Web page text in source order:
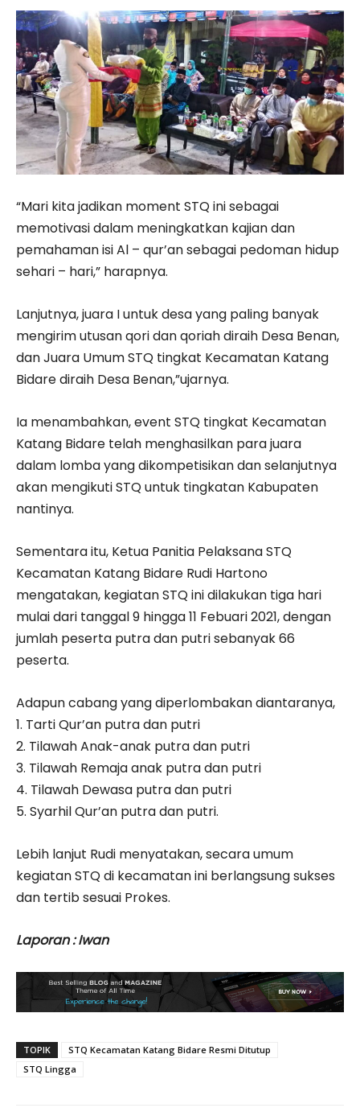
“Mari kita jadikan moment STQ ini sebagai
memotivasi dalam meningkatkan kajian dan
pemahaman isi Al – qur’an sebagai pedoman hidup
sehari – hari,” harapnya.
Lanjutnya, juara I untuk desa yang paling banyak
mengirim utusan qori dan qoriah diraih Desa Benan,
dan Juara Umum STQ tingkat Kecamatan Katang
Bidare diraih Desa Benan,”ujarnya.
Ia menambahkan, event STQ tingkat Kecamatan
Katang Bidare telah menghasilkan para juara
dalam lomba yang dikompetisikan dan selanjutnya
akan mengikuti STQ untuk tingkatan Kabupaten
nantinya.
Sementara itu, Ketua Panitia Pelaksana STQ
Kecamatan Katang Bidare Rudi Hartono
mengatakan, kegiatan STQ ini dilakukan tiga hari
mulai dari tanggal 9 hingga 11 Febuari 2021, dengan
jumlah peserta putra dan putri sebanyak 66
peserta.
Adapun cabang yang diperlombakan diantaranya,
1. Tarti Qur’an putra dan putri
2. Tilawah Anak-anak putra dan putri
3. Tilawah Remaja anak putra dan putri
4. Tilawah Dewasa putra dan putri
5. Syarhil Qur’an putra dan putri.
Lebih lanjut Rudi menyatakan, secara umum
kegiatan STQ di kecamatan ini berlangsung sukses
dan tertib sesuai Prokes.
Laporan : Iwan
TOPIK
STQ Kecamatan Katang Bidare Resmi Ditutup
STQ Lingga